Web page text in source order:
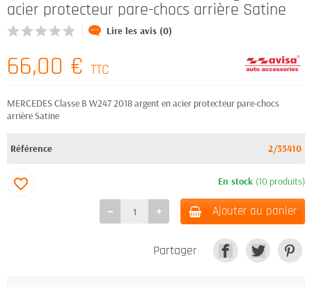
acier protecteur pare-chocs arrière Satine
Lire les avis (0)
66,00 € TTC
MERCEDES Classe B W247 2018 argent en acier protecteur pare-chocs
arrière Satine
Référence 2/35410
En stock (10 produits)
Ajouter au panier
favorite_border
Partager